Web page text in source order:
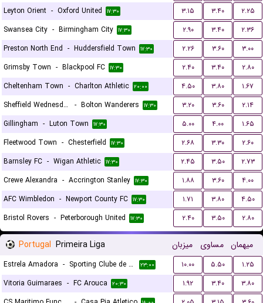
Leyton Orient - Oxford United ۱۷:۳۰ ۳.۱۵ ۳.۴۰
۲.۲۵
Swansea City - Birmingham City ۱۷:۳۰ ۲.۹۰ ۳.۴۰
۲.۳۶
Preston North End - Huddersfield Town ۱۷:۳۰ ۲.۲۶ ۳.۶۰
۳.۰۰
Grimsby Town - Blackpool FC ۱۷:۳۰ ۲.۴۰ ۳.۴۰
۲.۸۰
Cheltenham Town - Charlton Athletic ۲۰:۰۰ ۴.۵۰ ۳.۸۰
۱.۶۷
Sheffield Wednesday
- Bolton Wanderers ۱۷:۳۰ ۳.۲۰ ۳.۶۰
۲.۱۴
Gillingham - Luton Town ۱۷:۳۰ ۵.۰۰ ۴.۰۰
۱.۶۵
Fleetwood Town - Chesterfield ۱۷:۳۰ ۲.۶۸ ۳.۳۰
۲.۶۰
Barnsley FC - Wigan Athletic ۱۷:۳۰ ۲.۴۵ ۳.۵۰
۲.۷۳
Crewe Alexandra - Accrington Stanley ۱۷:۳۰ ۱.۸۸ ۳.۶۰
۴.۰۰
AFC Wimbledon - Newport County FC ۱۷:۳۰ ۱.۷۱ ۳.۸۰
۴.۵۰
Bristol Rovers - Peterborough United ۱۷:۳۰ ۲.۴۰ ۳.۵۰ ۲.۸۰
Portugal Primeira Liga میزبان مساوی میهمان
Estrela Amadora - Sporting Clube de Portugal ۲۳:۰۰ ۱۰.۰۰ ۵.۵۰
۱.۲۵
Vitoria Guimaraes - FC Arouca ۲۰:۳۰ ۱.۹۲ ۳.۴۰
۳.۸۰